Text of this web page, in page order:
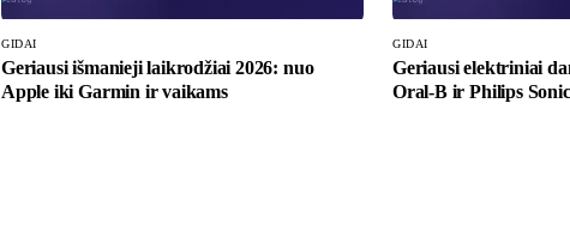
GIDAI
Geriausi išmanieji laikrodžiai 2026: nuo
Apple iki Garmin ir vaikams
GIDAI
Geriausi elektriniai
Oral-B ir Philips